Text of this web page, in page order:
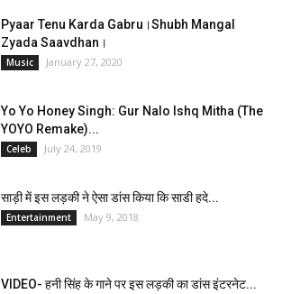
Pyaar Tenu Karda Gabru।Shubh Mangal
Zyada Saavdhan।
Music January 27, 2020
Yo Yo Honey Singh: Gur Nalo Ishq Mitha (The
YOYO Remake)...
Celeb July 24, 2019
साड़ी में इस लड़की ने ऐसा डांस किया कि साडी हदे...
Entertainment May 9, 2018
VIDEO- हनी सिंह के गाने पर इस लड़की का डांस इंटरनेट...